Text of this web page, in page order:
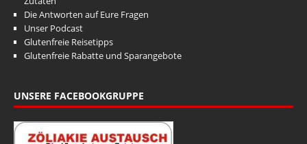
Die Antworten auf Eure Fragen
Unser Podcast
Glutenfreie Reisetipps
Glutenfreie Rabatte und Sparangebote
UNSERE FACEBOOKGRUPPE